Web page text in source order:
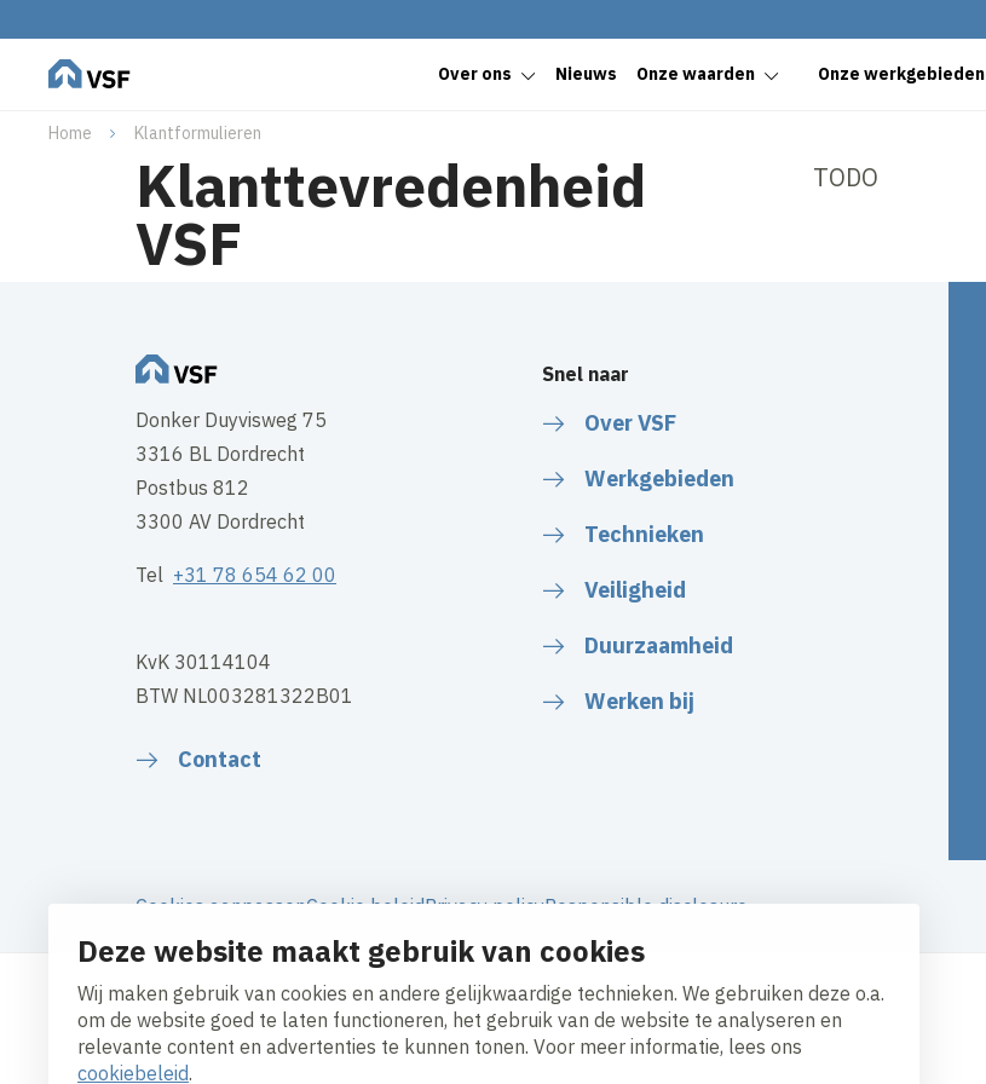
Deze website maakt gebruik van cookies
Wij maken gebruik van cookies en andere gelijkwaardige technieken. We gebruiken deze o.a.
om de website goed te laten functioneren, het gebruik van de website te analyseren en
relevante content en advertenties te kunnen tonen. Voor meer informatie, lees ons
cookiebeleid.
Over ons Nieuws Onze waarden Onze werkgebieden
Home Klantformulieren
Klanttevredenheid
VSF
TODO
Donker Duyvisweg 75
3316 BL Dordrecht
Postbus 812
3300 AV Dordrecht
Tel +31 78 654 62 00
KvK 30114104
BTW NL003281322B01
Contact
Snel naar
Over VSF
Werkgebieden
Technieken
Veiligheid
Duurzaamheid
Werken bij
Cookies aanpassenCookie beleidPrivacy policyResponsible disclosure